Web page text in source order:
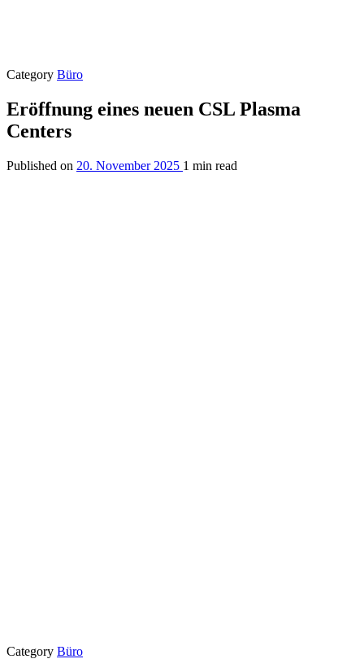
Category Büro
Eröffnung eines neuen CSL Plasma
Centers
Published on 20. November 2025 1 min read
Category Büro